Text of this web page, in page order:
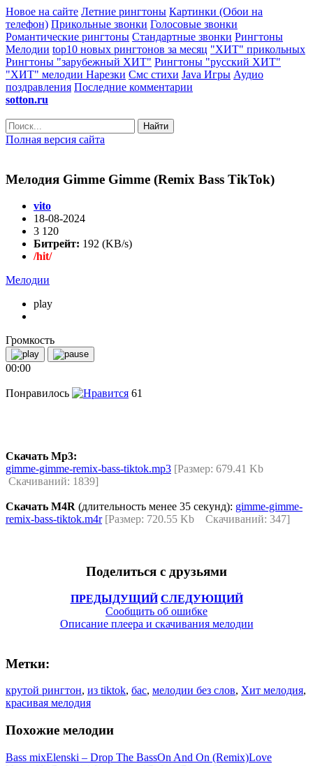
Новое на сайте Летние рингтоны Картинки (Обои на
телефон) Прикольные звонки Голосовые звонки
Романтические рингтоны Стандартные звонки Рингтоны
Мелодии top10 новых рингтонов за месяц "ХИТ" прикольных
Рингтоны "зарубежный ХИТ" Рингтоны "русский ХИТ"
"ХИТ" мелодии Нарезки Смс стихи Java Игры Аудио
поздравления Последние комментарии
sotton.ru
Найти
Полная версия сайта
Мелодия Gimme Gimme (Remix Bass TikTok)
vito
18-08-2024
3 120
Битрейт: 192 (KB/s)
/hit/
Мелодии
play
Громкость
00:00
Понравилось 61
Скачать Mp3:
gimme-gimme-remix-bass-tiktok.mp3 [Размер: 679.41 Kb
Скачиваний: 1839]
Скачать M4R (длительность менее 35 секунд): gimme-gimme-
remix-bass-tiktok.m4r[Размер: 720.55 Kb Скачиваний: 347]
Поделиться с друзьями
ПРЕДЫДУЩИЙ СЛЕДУЮЩИЙ
Сообщить об ошибке
Описание плеера и скачивания мелодии
Метки:
крутой рингтон, из tiktok, бас, мелодии без слов, Хит мелодия,
красивая мелодия
Похожие мелодии
Bass mixElenski – Drop The BassOn And On (Remix)Love